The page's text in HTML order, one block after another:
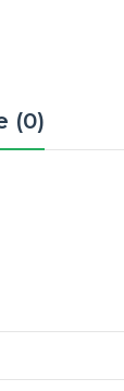
(0)